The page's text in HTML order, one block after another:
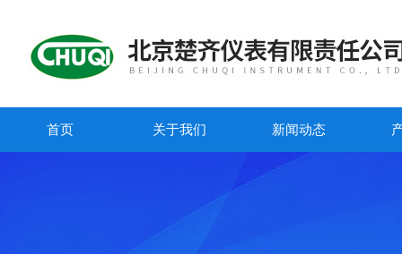
首页 关于我们 新闻动态